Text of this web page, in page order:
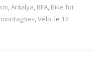
Antalya BFA Bike for
montagnes Vélo , le 17